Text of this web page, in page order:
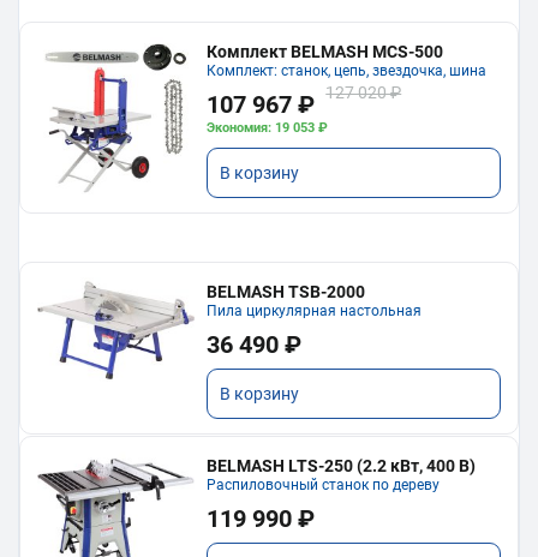
Комплект BELMASH MCS-500
Комплект: станок, цепь, звездочка, шина
107 967 ₽ 127 020 ₽
Экономия: 19 053 ₽
В корзину
BELMASH TSB-2000
Пила циркулярная настольная
36 490 ₽
В корзину
BELMASH LTS-250 (2.2 кВт, 400 В)
Распиловочный станок по дереву
119 990 ₽